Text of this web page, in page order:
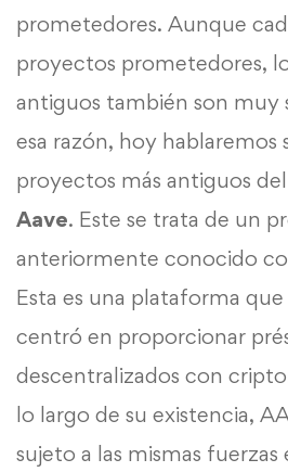
prometedores. Aunque
proyectos prometedores,
antiguos también son muy
esa razón, hoy hablaremos
proyectos más antiguos
Aave. Este se trata de un
anteriormente conocido
Esta es una plataforma
centró en proporcionar
descentralizados con
lo largo de su existencia,
sujeto a las mismas